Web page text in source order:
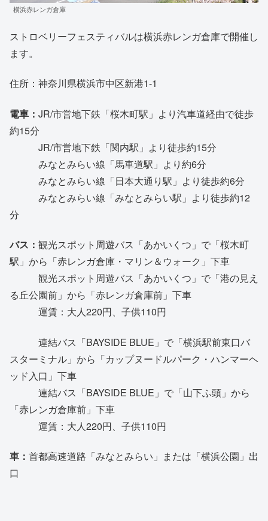
横浜赤レンガ倉庫
ストロベリーフェスティバルは横浜赤レンガ倉庫で開催し
ます。
住所：神奈川県横浜市中区新港1-1
電車： JR/市営地下鉄「桜木町駅」より汽車道経由で徒歩
約15分
JR/市営地下鉄「関内駅」より徒歩約15分
みなとみらい線「馬車道駅」より約6分
みなとみらい線「日本大通り駅」より徒歩約6分
みなとみらい線「みなとみらい駅」より徒歩約12
分
バス： 観光スポット周遊バス「あかいくつ」で「桜木町
駅」から「赤レンガ倉庫・マリン＆ウォーク」下車
観光スポット周遊バス「あかいくつ」で「港の見え
る丘公園前」から「赤レンガ倉庫前」下車
運賃：大人220円、子供110円
連結バス「BAYSIDE BLUE」で「横浜駅前東口バ
スターミナル」から「カップヌードルパーク・ハンマーヘ
ッド入口」下車
連結バス「BAYSIDE BLUE」で「山下ふ頭」から
「赤レンガ倉庫前」下車
運賃：大人220円、子供110円
車： 首都高速道路「みなとみらい」または「横浜公園」出
口